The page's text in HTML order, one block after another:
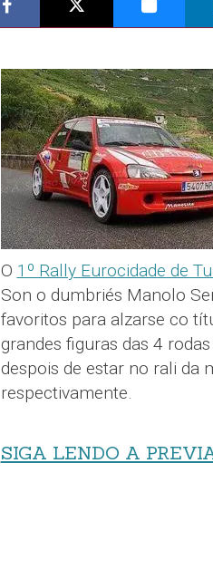
O 1º Rally Eurocidade de
Son o dumbriés Manolo
favoritos para alzarse co
grandes figuras das 4
despois de estar no rali da
respectivamente.
SIGA LENDO A